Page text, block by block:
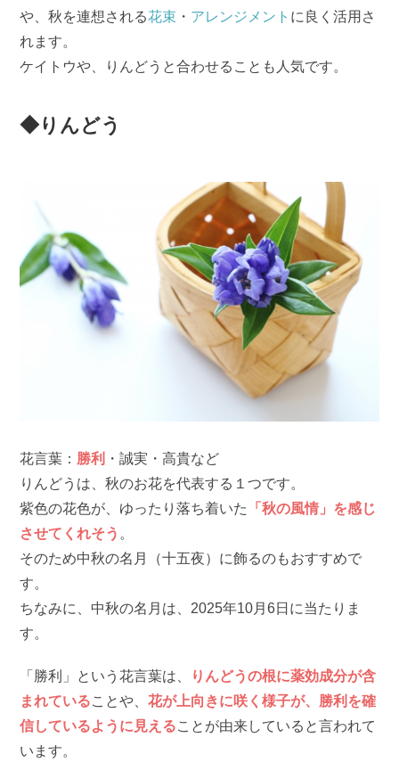
や、秋を連想される花束 ・ アレンジメント に良く活用さ
れます。
ケイトウや、りんどうと合わせることも人気です。
◆りんどう
花言葉： 勝利 ・誠実・高貴など
りんどうは、秋のお花を代表する１つです。
紫色の花色が、ゆったり落ち着いた
「秋の風情」を感じ
させてくれそう 。
そのため中秋の名月（十五夜）に飾るのもおすすめで
す。
ちなみに、中秋の名月は、2025年10月6日に当たりま
す。
「勝利」という花言葉は、
りんどうの根に薬効成分が含
まれていることや、花が上向きに咲く様子が、勝利を確
信しているように見えることが由来していると言われて
います。